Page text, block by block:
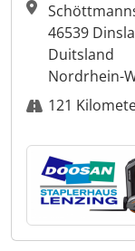
46539
Duitsland
Nordrhein-
121